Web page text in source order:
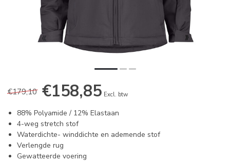
€179,10 €158,85 Excl. btw
88% Polyamide / 12% Elastaan
4-weg stretch stof
Waterdichte- winddichte en ademende stof
Verlengde rug
Gewatteerde voering